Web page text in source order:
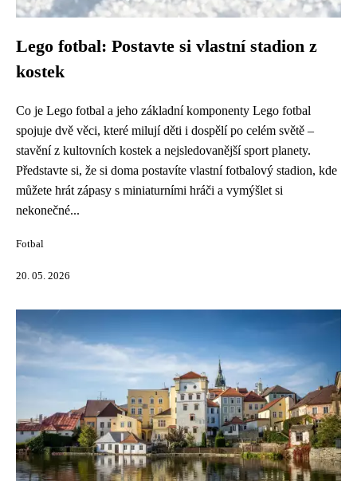
Lego fotbal: Postavte si vlastní stadion z
kostek
Co je Lego fotbal a jeho základní komponenty Lego fotbal
spojuje dvě věci, které milují děti i dospělí po celém světě –
stavění z kultovních kostek a nejsledovanější sport planety.
Představte si, že si doma postavíte vlastní fotbalový stadion, kde
můžete hrát zápasy s miniaturními hráči a vymýšlet si
nekonečné...
Fotbal
20. 05. 2026